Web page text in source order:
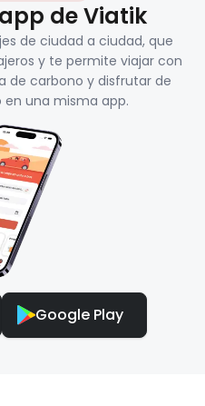
de Viatik
de ciudad a ciudad, que
y te permite viajar con
de carbono y disfrutar de
una misma app.
Google Play